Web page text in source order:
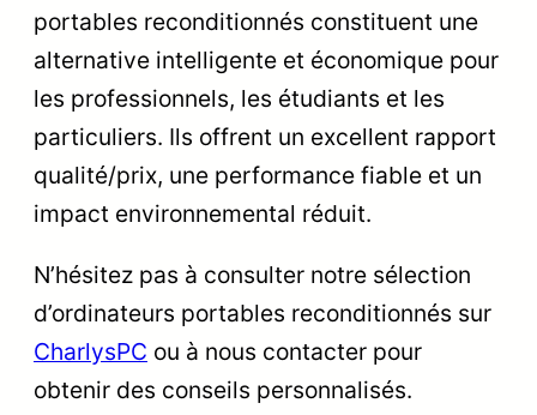
portables reconditionnés constituent une
alternative intelligente et économique pour
les professionnels, les étudiants et les
particuliers. Ils offrent un excellent rapport
qualité/prix, une performance fiable et un
impact environnemental réduit.
N’hésitez pas à consulter notre sélection
d’ordinateurs portables reconditionnés sur
CharlysPC ou à nous contacter pour
obtenir des conseils personnalisés.